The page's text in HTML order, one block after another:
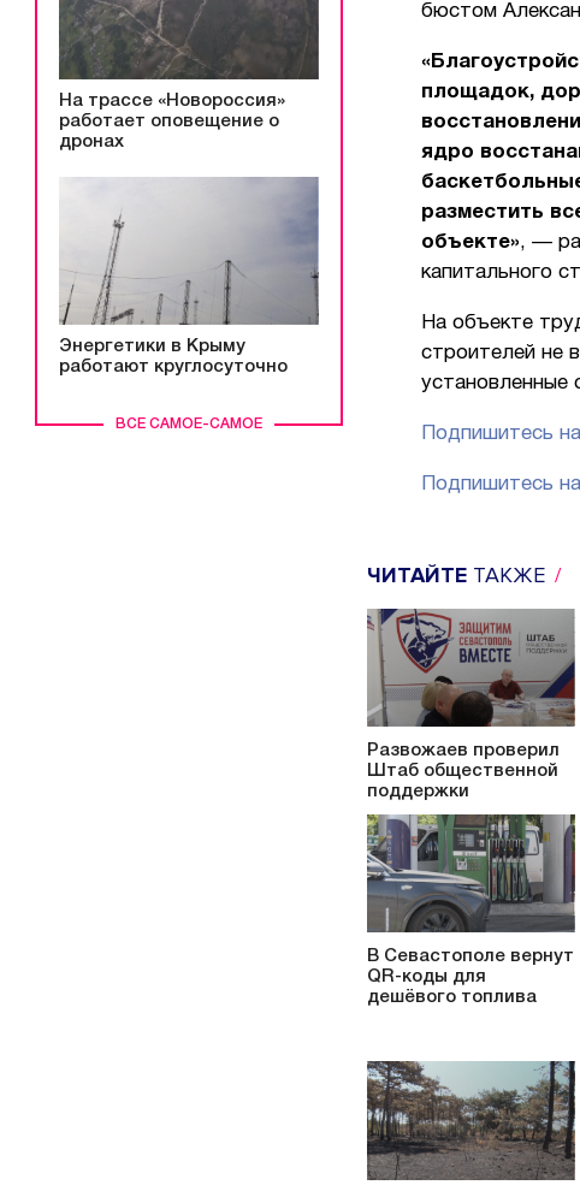
ВСЕ САМОЕ-САМОЕ
На трассе «Новороссия»
работает оповещение о
дронах
Энергетики в Крыму
работают круглосуточно
бюстом
площадок,
ядро
разместить
объекте», —
капитального
На объекте
строителей не
установленные
Подпишитесь
Подпишитесь
ЧИТАЙТЕ ТАКЖЕ
Развожаев проверил
Штаб общественной
поддержки
В Севастополе вернут
QR-коды для
дешёвого топлива